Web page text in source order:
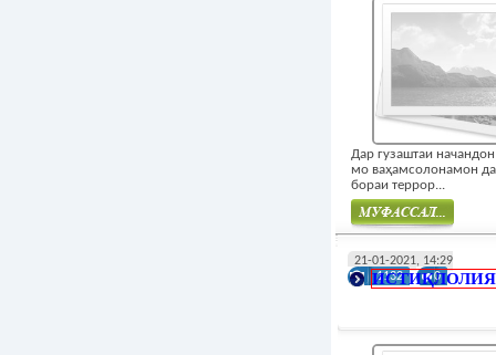
Дар гузаштаи
мо ваҳамсолонамон
бораи террор...
21-01-2021, 14:29
1132
0